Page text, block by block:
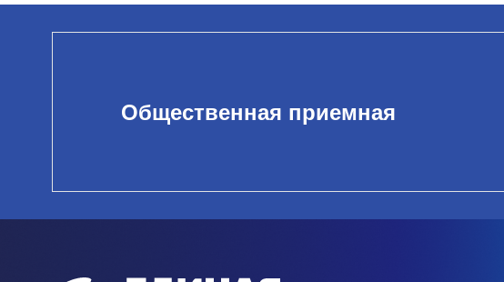
Общественная приемная